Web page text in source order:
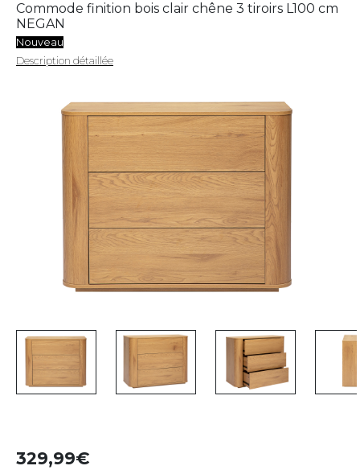
Commode finition bois clair chêne 3 tiroirs L100 cm
NEGAN
Nouveau
Description détaillée
329,99